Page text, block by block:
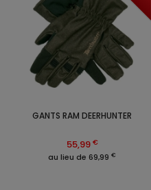
GANTS RAM DEERHUNTER
55,99 €
au lieu de 69,99 €